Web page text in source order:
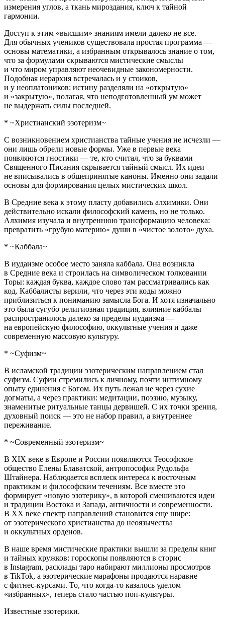
измерения углов, а ткань мироздания, ключ к тайной
гармонии.
Доступ к этим «высшим» знаниям имели далеко не все.
Для обычных учеников существовала простая программа —
основы математики, а избранным открывалось знание о том,
что за формулами скрываются мистические смыслы
и что миром управляют неочевидные закономерности.
Подобная иерархия встречалась и у стоиков,
и у неоплатоников: истину разделяли на «открытую»
и «закрытую», полагая, что неподготовленный ум может
не выдержать силы последней.
* ~Христианский эзотеризм~
С возникновением христианства тайные учения не исчезли —
они лишь обрели новые формы. Уже в первые века
появляются гностики — те, кто считал, что за буквами
Священного Писания скрывается тайный смысл. Их идеи
не вписывались в общепринятые каноны. Именно они задали
основы для формирования целых мистических школ.
В Средние века к этому пласту добавились алхимики. Они
действительно искали философский камень, но не только.
Алхимия изучала и внутреннюю трансформацию человека:
превратить «грубую материю» души в «чистое золото» духа.
* ~Каббала~
В иудаизме особое место заняла каббала. Она возникла
в Средние века и строилась на символическом толковании
Торы: каждая буква, каждое слово там рассматривались как
код. Каббалисты верили, что через эти коды можно
приблизиться к пониманию замысла Бога. И хотя изначально
это была сугубо религиозная традиция, влияние каббалы
распространилось далеко за пределы иудаизма —
на европейскую философию, оккультные учения и даже
современную массовую культуру.
* ~Суфизм~
В исламской традиции эзотерическим направлением стал
суфизм. Суфии стремились к личному, почти интимному
опыту единения с Богом. Их путь лежал не через сухие
догматы, а через практики: медитации, поэзию, музыку,
знаменитые ритуальные танцы дервишей. С их точки зрения,
духовный поиск — это не набор правил, а внутреннее
переживание.
* ~Современный эзотеризм~
В XIX веке в Европе и России появляются Теософское
общество Елены Блаватской, антропософия Рудольфа
Штайнера. Наблюдается всплеск интереса к восточным
практикам и философским течениям. Все вместе это
формирует «новую эзотерику», в которой смешиваются идеи
и традиции Востока и Запада, античности и современности.
В XX веке спектр направлений становится еще шире:
от эзотерического христианства до неоязычества
и оккультных орденов.
В наше время мистические практики вышли за пределы книг
и тайных кружков: гороскопы появляются в сторис
в Instagram, расклады таро набирают миллионы просмотров
в TikTok, а эзотерические марафоны продаются наравне
с фитнес-курсами. То, что когда-то казалось уделом
«избранных», теперь стало частью поп-культуры.
Известные эзотерики.